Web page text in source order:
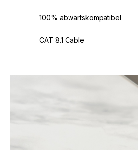
100% abwärtskompatibel
CAT 8.1 Cable